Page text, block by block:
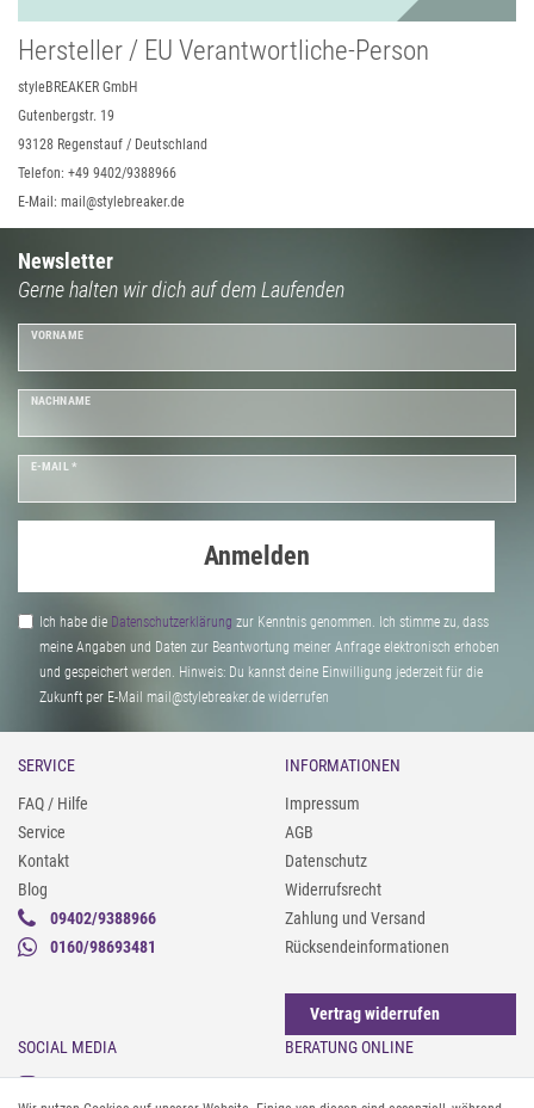
Hersteller / EU Verantwortliche-Person
styleBREAKER GmbH
Gutenbergstr. 19
93128 Regenstauf / Deutschland
Telefon: +49 9402/9388966
E-Mail: mail@stylebreaker.de
Newsletter
Gerne halten wir dich auf dem Laufenden
VORNAME
NACHNAME
E-MAIL *
Anmelden
Ich habe die Daten­schutz­erklärung zur Kenntnis genommen. Ich stimme zu, dass
meine Angaben und Daten zur Beantwortung meiner Anfrage elektronisch erhoben
und gespeichert werden. Hinweis: Du kannst deine Einwilligung jederzeit für die
Zukunft per E-Mail mail@stylebreaker.de widerrufen
SERVICE
FAQ / Hilfe
Service
Kontakt
Blog
09402/9388966
0160/98693481
INFORMATIONEN
Impressum
AGB
Datenschutz
Widerrufsrecht
Zahlung und Versand
Rücksendeinformationen
Vertrag widerrufen
SOCIAL MEDIA
Instagram
BERATUNG ONLINE
Gürtel messen & kürzen